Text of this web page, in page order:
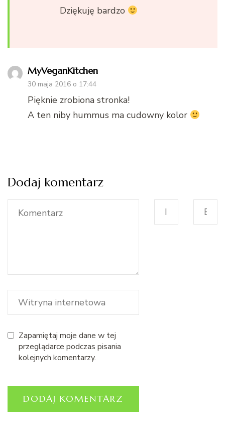
Dziękuję bardzo
MyVeganKitchen
30 maja 2016 o 17:44
Pięknie zrobiona stronka!
A ten niby hummus ma cudowny kolor
Dodaj komentarz
Zapamiętaj moje dane w tej
przeglądarce podczas pisania
kolejnych komentarzy.